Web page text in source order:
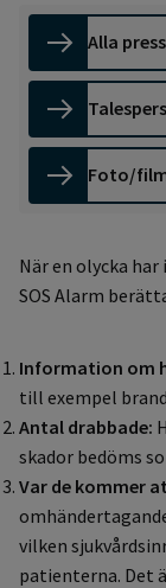
Alla
Foto/
När en olycka
SOS Alarm
Information om
till exempel
Antal drabbade:
skador bedöms
Var de kommer
vilken
patienterna. Det